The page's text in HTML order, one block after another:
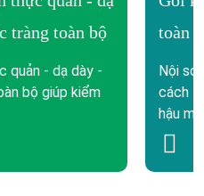
tràng toàn bộ
quản - dạ dày -
bộ giúp kiểm
toàn
Nội
cách
hậu